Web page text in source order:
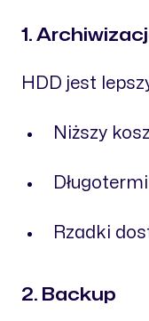
1.
HDD jest
Niższy
Rzadki
2. Backup